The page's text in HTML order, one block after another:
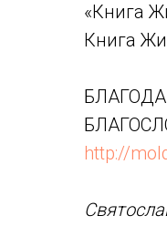
«Книга
Книга
http://